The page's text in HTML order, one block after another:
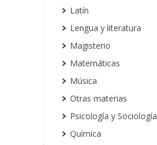
Latín
Lengua y literatura
Magisterio
Matemáticas
Música
Otras materias
Psicología y Sociología
Química